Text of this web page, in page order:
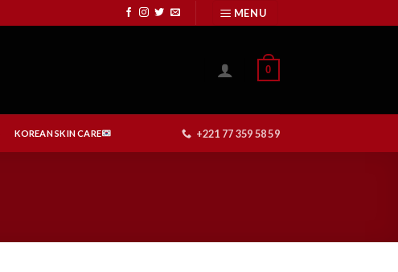
MENU
0
KOREAN SKIN CARE +221 77 359 58 59